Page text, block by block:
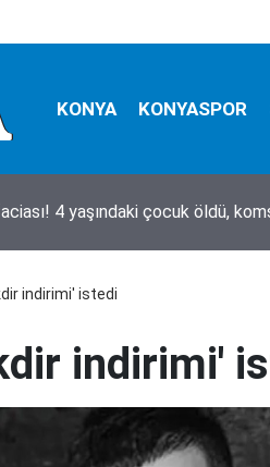
KONYA KONYASPOR
öldürdü, ağabeyini ağır yaraladı
indirimi' istedi
indirimi'